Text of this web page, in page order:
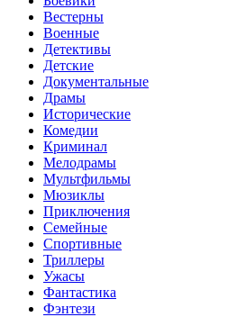
Вестерны
Военные
Детективы
Детские
Документальные
Драмы
Исторические
Комедии
Криминал
Мелодрамы
Мультфильмы
Мюзиклы
Приключения
Семейные
Спортивные
Триллеры
Ужасы
Фантастика
Фэнтези